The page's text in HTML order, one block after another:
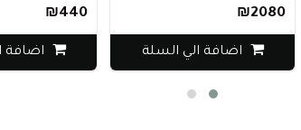
₪2080
اضافة الي السلة
₪440
اضافة